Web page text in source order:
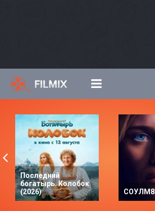
Последний
богатырь. Колобок
(2026)